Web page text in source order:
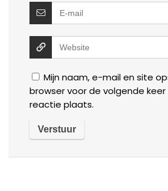
Mijn naam, e-mail en site
browser voor de volgende
reactie plaats.